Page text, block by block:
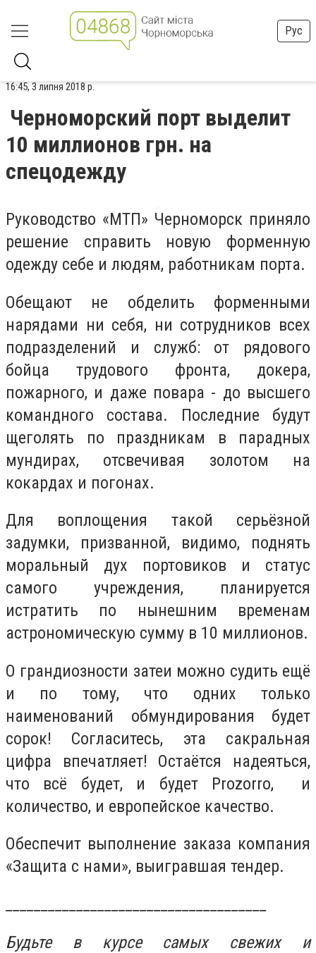
Рус
16:45, 3 липня 2018 р.
Черноморский порт выделит
10 миллионов грн. на
спецодежду
Руководство «МТП» Черноморск приняло
решение справить новую форменную
одежду себе и людям, работникам порта.
Обещают не обделить форменными
нарядами ни себя, ни сотрудников всех
подразделений и служб: от рядового
бойца трудового фронта, докера,
пожарного, и даже повара - до высшего
командного состава. Последние будут
щеголять по праздникам в парадных
мундирах, отсвечивая золотом на
кокардах и погонах.
Для воплощения такой серьёзной
задумки, призванной, видимо, поднять
моральный дух портовиков и статус
самого учреждения, планируется
истратить по нынешним временам
астрономическую сумму в 10 миллионов.
О грандиозности затеи можно судить ещё
и по тому, что одних только
наименований обмундирования будет
сорок! Согласитесь, эта сакральная
цифра впечатляет! Остаётся надеяться,
что всё будет, и будет Prozorro, и
количество, и европейское качество.
Обеспечит выполнение заказа компания
«Защита с нами», выигравшая тендер.
Будьте в курсе самых свежих и